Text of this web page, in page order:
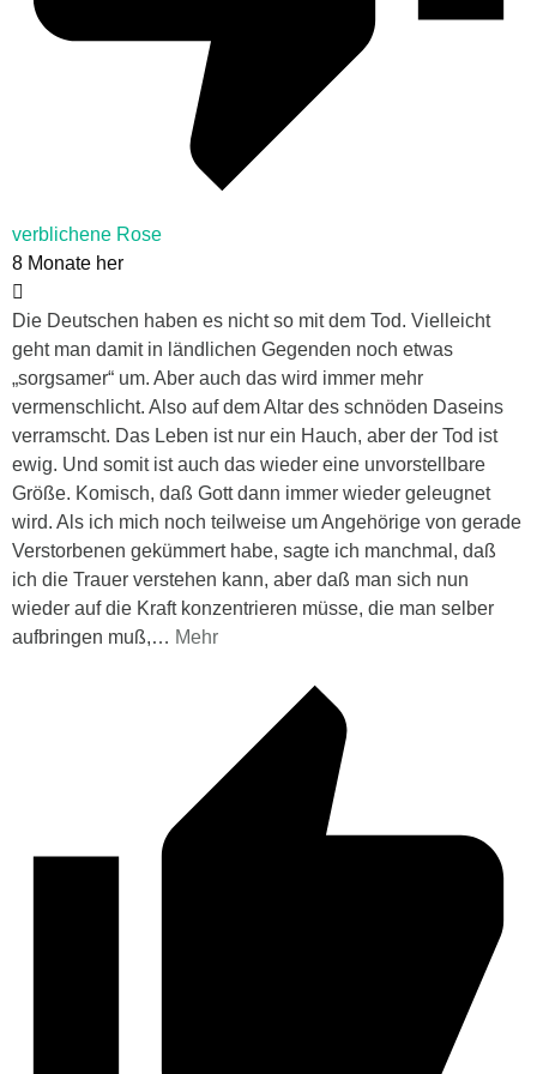
verblichene Rose
8 Monate her
Die Deutschen haben es nicht so mit dem Tod. Vielleicht
geht man damit in ländlichen Gegenden noch etwas
„sorgsamer“ um. Aber auch das wird immer mehr
vermenschlicht. Also auf dem Altar des schnöden Daseins
verramscht. Das Leben ist nur ein Hauch, aber der Tod ist
ewig. Und somit ist auch das wieder eine unvorstellbare
Größe. Komisch, daß Gott dann immer wieder geleugnet
wird. Als ich mich noch teilweise um Angehörige von gerade
Verstorbenen gekümmert habe, sagte ich manchmal, daß
ich die Trauer verstehen kann, aber daß man sich nun
wieder auf die Kraft konzentrieren müsse, die man selber
aufbringen muß,… Mehr